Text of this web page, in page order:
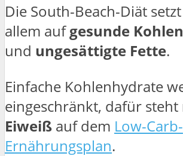
Die South-Beach-Diät
allem aufgesunde
und ungesättigte Fette.
Einfache Kohlenhydrate
eingeschränkt, dafür steht
Eiweiß auf dem Low-Carb-
Ernährungsplan.